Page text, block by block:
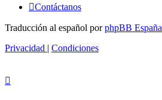
Contáctanos
Traducción al español porphpBB España
Privacidad | Condiciones